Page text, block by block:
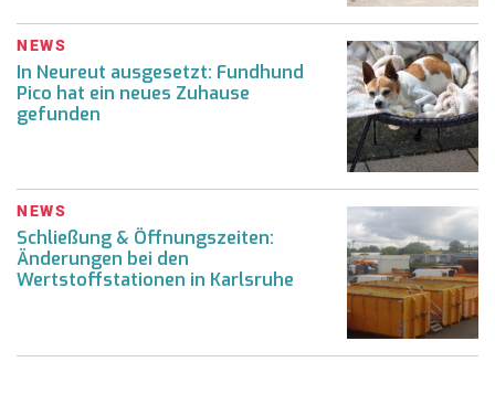
NEWS
In Neureut ausgesetzt: Fundhund
Pico hat ein neues Zuhause
gefunden
NEWS
Schließung & Öffnungszeiten:
Änderungen bei den
Wertstoffstationen in Karlsruhe